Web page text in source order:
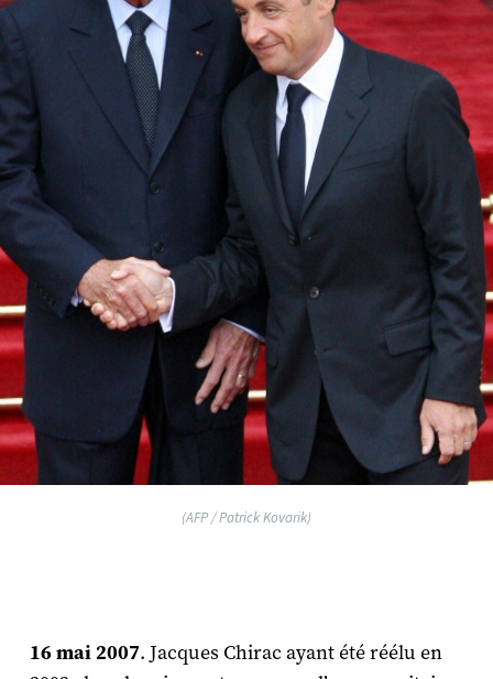
(AFP / Patrick Kovarik)
16 mai 2007. Jacques Chirac ayant été réélu en